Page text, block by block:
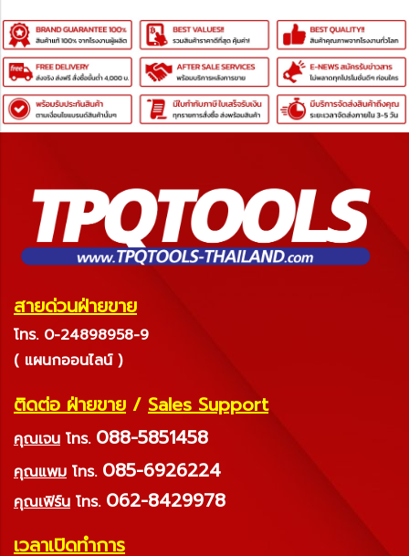
สายด่วนฝ่ายขาย
โทร. 0-24898958-9
( แผนกออนไลน์ )
ติดต่อ ฝ่ายขาย / Sales Support
คุณเจน โทร. 088-5851458
คุณแพม โทร. 085-6926224
คุณเฟิร์น โทร. 062-8429978
เวลาเปิดทำการ